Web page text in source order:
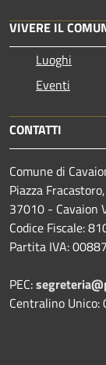
VIVERE IL
Luoghi
Eventi
CONTATTI
Comune di
Piazza
37010 - Cavaion
Codice Fiscale:
Partita IVA:
PEC:
Centralino